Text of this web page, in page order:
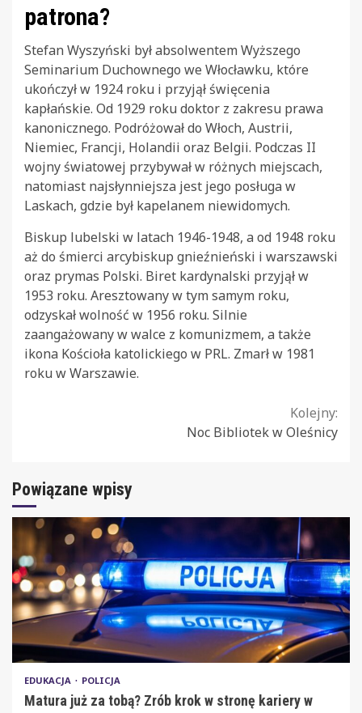
patrona?
Stefan Wyszyński był absolwentem Wyższego
Seminarium Duchownego we Włocławku, które
ukończył w 1924 roku i przyjął święcenia
kapłańskie. Od 1929 roku doktor z zakresu prawa
kanonicznego. Podróżował do Włoch, Austrii,
Niemiec, Francji, Holandii oraz Belgii. Podczas II
wojny światowej przybywał w różnych miejscach,
natomiast najsłynniejsza jest jego posługa w
Laskach, gdzie był kapelanem niewidomych.
Biskup lubelski w latach 1946-1948, a od 1948 roku
aż do śmierci arcybiskup gnieźnieński i warszawski
oraz prymas Polski. Biret kardynalski przyjął w
1953 roku. Aresztowany w tym samym roku,
odzyskał wolność w 1956 roku. Silnie
zaangażowany w walce z komunizmem, a także
ikona Kościoła katolickiego w PRL. Zmarł w 1981
roku w Warszawie.
Kolejny:
Noc Bibliotek w Oleśnicy
Powiązane wpisy
EDUKACJA POLICJA
Matura już za tobą? Zrób krok w stronę kariery w